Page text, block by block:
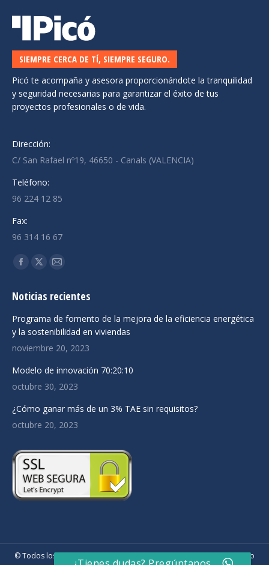
SIEMPRE CERCA DE TÍ, SIEMPRE SEGURO.
Picó te acompaña y asesora proporcionándote la tranquilidad
y seguridad necesarias para garantizar el éxito de tus
proyectos profesionales o de vida.
Dirección:
C/ San Rafael nº19, 46650 - Canals (VALENCIA)
Teléfono:
96 224 12 85
Fax:
96 314 16 67
Encuéntranos en:
Facebook
opens
in
new
window
X
opens
in
new
window
Mail
opens
in
new
window
Noticias recientes
Programa de fomento de la mejora de la eficiencia energética
y la sostenibilidad en viviendas
noviembre 20, 2023
Modelo de innovación 70:20:10
octubre 30, 2023
¿Cómo ganar más de un 3% TAE sin requisitos?
octubre 20, 2023
© Todos los derechos reservados Picó Brokers. |Aviso legal|Diseño